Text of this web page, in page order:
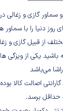
و سماور گازی و
دنیا را با
از قبیل گازی و
می‌باشد
گارانتی اصالت کالا
حداقل برسد.